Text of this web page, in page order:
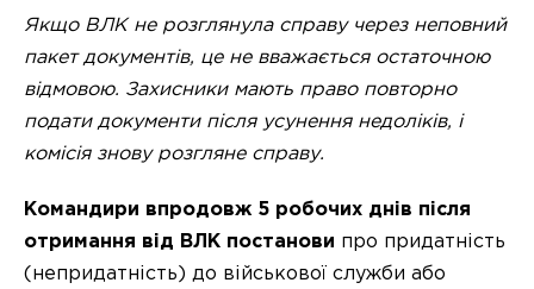
Якщо ВЛК не розглянула справу через неповний
пакет документів, це не вважається остаточною
відмовою. Захисники мають право повторно
подати документи після усунення недоліків, і
комісія знову розгляне справу.
Командири впродовж 5 робочих днів після
отримання від ВЛК постанови про придатність
(непридатність) до військової служби або